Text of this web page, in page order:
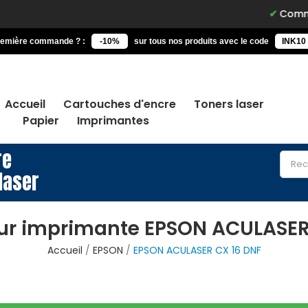
commande ? : -10% sur tous nos produits avec le code INK10
Accueil Cartouches d'encre
Toners laser
Papier
Imprimantes
imprimante EPSON
Accueil EPSON EPSON ACULASER CX 16 DNF